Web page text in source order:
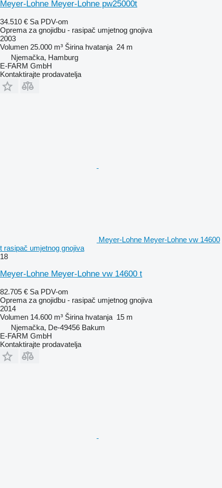
Meyer-Lohne Meyer-Lohne pw25000t
34.510 € Sa PDV-om
Oprema za gnojidbu - rasipač umjetnog gnojiva
2003
Volumen 25.000 m³ Širina hvatanja 24 m
Njemačka, Hamburg
E-FARM GmbH
Kontaktirajte prodavatelja
Meyer-Lohne Meyer-Lohne vw 14600
t rasipač umjetnog gnojiva
18
Meyer-Lohne Meyer-Lohne vw 14600 t
82.705 € Sa PDV-om
Oprema za gnojidbu - rasipač umjetnog gnojiva
2014
Volumen 14.600 m³ Širina hvatanja 15 m
Njemačka, De-49456 Bakum
E-FARM GmbH
Kontaktirajte prodavatelja